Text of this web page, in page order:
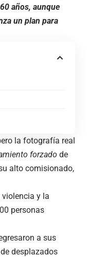
años, aunque
un plan para
la fotografía real
forzado de
alto comisionado,
y la
personas
a sus
desplazados